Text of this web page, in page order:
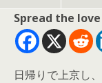
Spread the love
日帰りで上京し、